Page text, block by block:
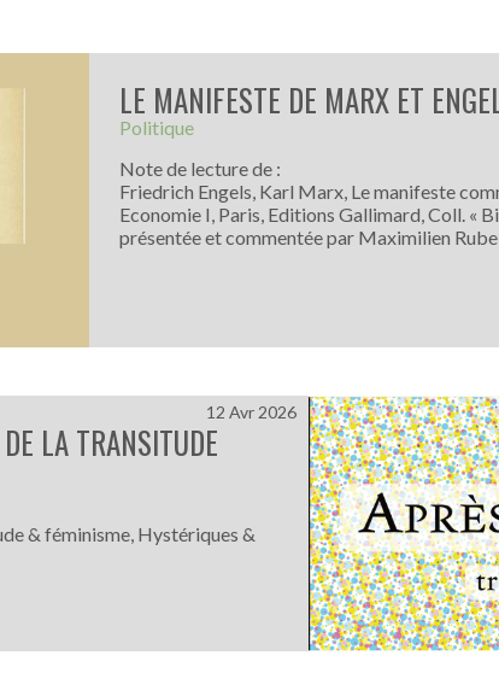
LE MANIFESTE DE MARX ET
Politique
Note de lecture de :
Friedrich Engels, Karl Marx, Le manifeste
Economie I, Paris, Editions Gallimard, Coll. «
présentée et commentée par Maximilien
LA TRANSITUDE
& féminisme, Hystériques &
12 Avr 2026